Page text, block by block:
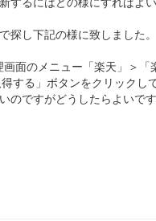
探し下記の様に致しました。
面のメニュー「楽天」＞
得する」ボタンをクリック
のですがどうしたらよいです